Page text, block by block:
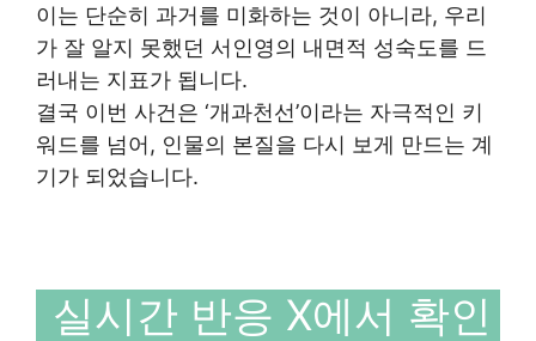
이는 단순히 과거를 미화하는 것이 아니라, 우리
가 잘 알지 못했던 서인영의 내면적 성숙도를 드
러내는 지표가 됩니다.
결국 이번 사건은 ‘개과천선’이라는 자극적인 키
워드를 넘어, 인물의 본질을 다시 보게 만드는 계
기가 되었습니다.
실시간 반응 X에서 확인